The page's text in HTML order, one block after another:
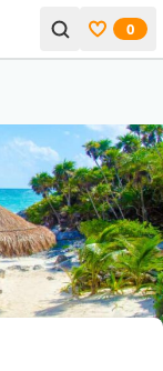
Bekijk
0